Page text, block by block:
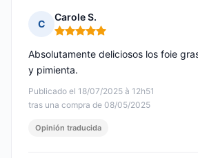
C
Carole S.
Nota: 5 de 5
Publicado el 18/07/2025 à 12h51
tras una compra de 08/05/2025
Absolutamente deliciosos los foie
y pimienta.
Opinión traducida